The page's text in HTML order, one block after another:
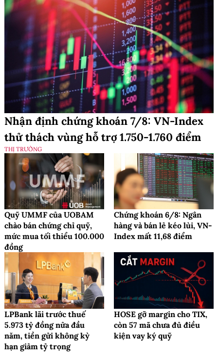
Nhận định chứng khoán 7/8: VN-Index
thử thách vùng hỗ trợ 1.750-1.760 điểm
THỊ TRƯỜNG
Quỹ UMMF của UOBAM
chào bán chứng chỉ quỹ,
mức mua tối thiểu 100.000
đồng
Chứng khoán 6/8: Ngân
hàng và bán lẻ kéo lùi, VN-
Index mất 11,68 điểm
LPBank lãi trước thuế
5.973 tỷ đồng nửa đầu
năm, tiền gửi không kỳ
hạn giảm tỷ trọng
HOSE gỡ margin cho TIX,
còn 57 mã chưa đủ điều
kiện vay ký quỹ